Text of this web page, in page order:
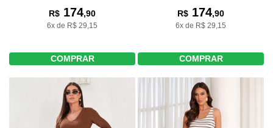
R$ 174,90
6x de R$ 29,15
COMPRAR
R$ 174,90
6x de R$ 29,15
COMPRAR